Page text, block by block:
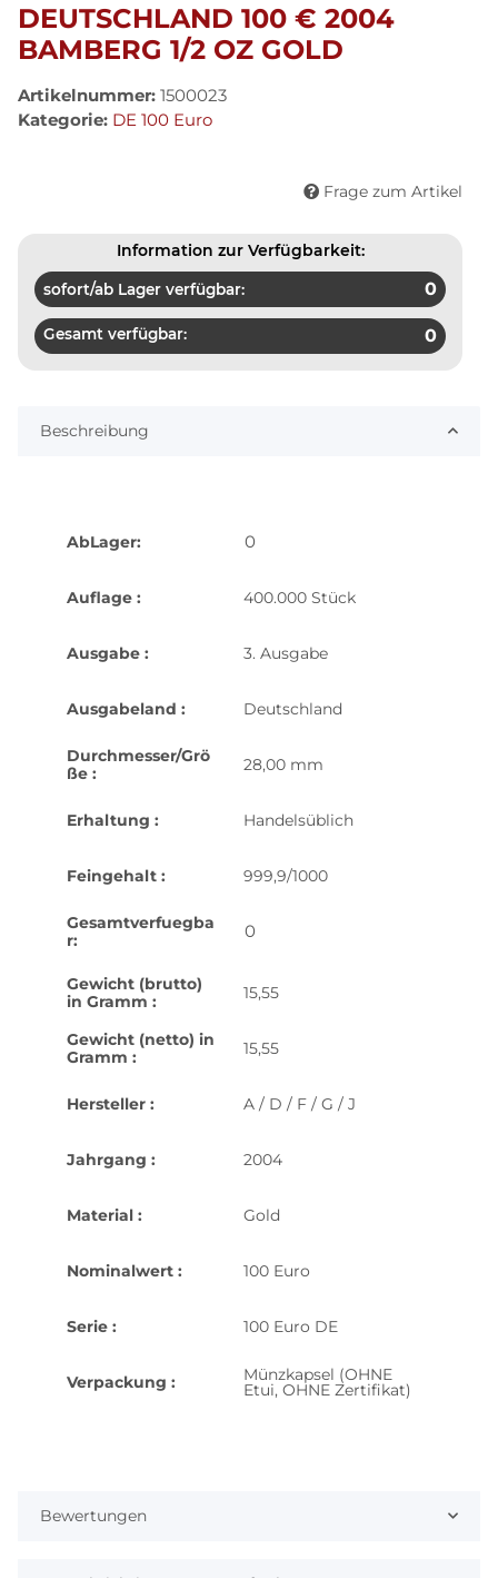
DEUTSCHLAND 100 € 2004
BAMBERG 1/2 OZ GOLD
Artikelnummer: 1500023
Kategorie: DE 100 Euro
Frage zum Artikel
Information zur Verfügbarkeit:
sofort/ab Lager verfügbar: 0
Gesamt verfügbar: 0
Beschreibung
AbLager: 0
Auflage : 400.000 Stück
Ausgabe : 3. Ausgabe
Ausgabeland : Deutschland
Durchmesser/Grö
ße :
28,00 mm
Erhaltung : Handelsüblich
Feingehalt : 999,9/1000
Gesamtverfuegba
r:
0
Gewicht (brutto)
in Gramm :
15,55
Gewicht (netto) in
Gramm :
15,55
Hersteller : A / D / F / G / J
Jahrgang : 2004
Material : Gold
Nominalwert : 100 Euro
Serie : 100 Euro DE
Verpackung : Münzkapsel (OHNE
Etui, OHNE Zertifikat)
Bewertungen